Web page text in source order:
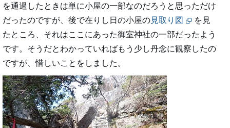
を通過したときは単に小屋の一部なのだろうと思っただけ
だったのですが、後で在りし日の小屋の見取り図
を見
たところ、それはここにあった御室神社の一部だったよう
です。そうだとわかっていればもう少し丹念に観察したの
ですが、惜しいことをしました。